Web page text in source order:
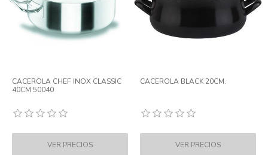
CACEROLA CHEF INOX CLASSIC
40CM 50040
CACEROLA BLACK 20CM.